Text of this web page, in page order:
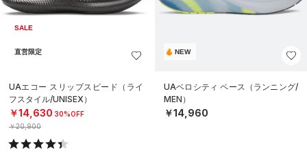
SALE
直営限定
UAエコー スリップスピード（ライ
フスタイル/UNISEX）
￥14,630 30%OFF
￥20,900
NEW
UAベロシティ ペース（ランニング/
MEN）
￥14,960